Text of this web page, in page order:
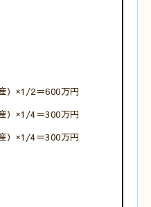
）×1/2＝600万円
）×1/4＝300万円
）×1/4＝300万円